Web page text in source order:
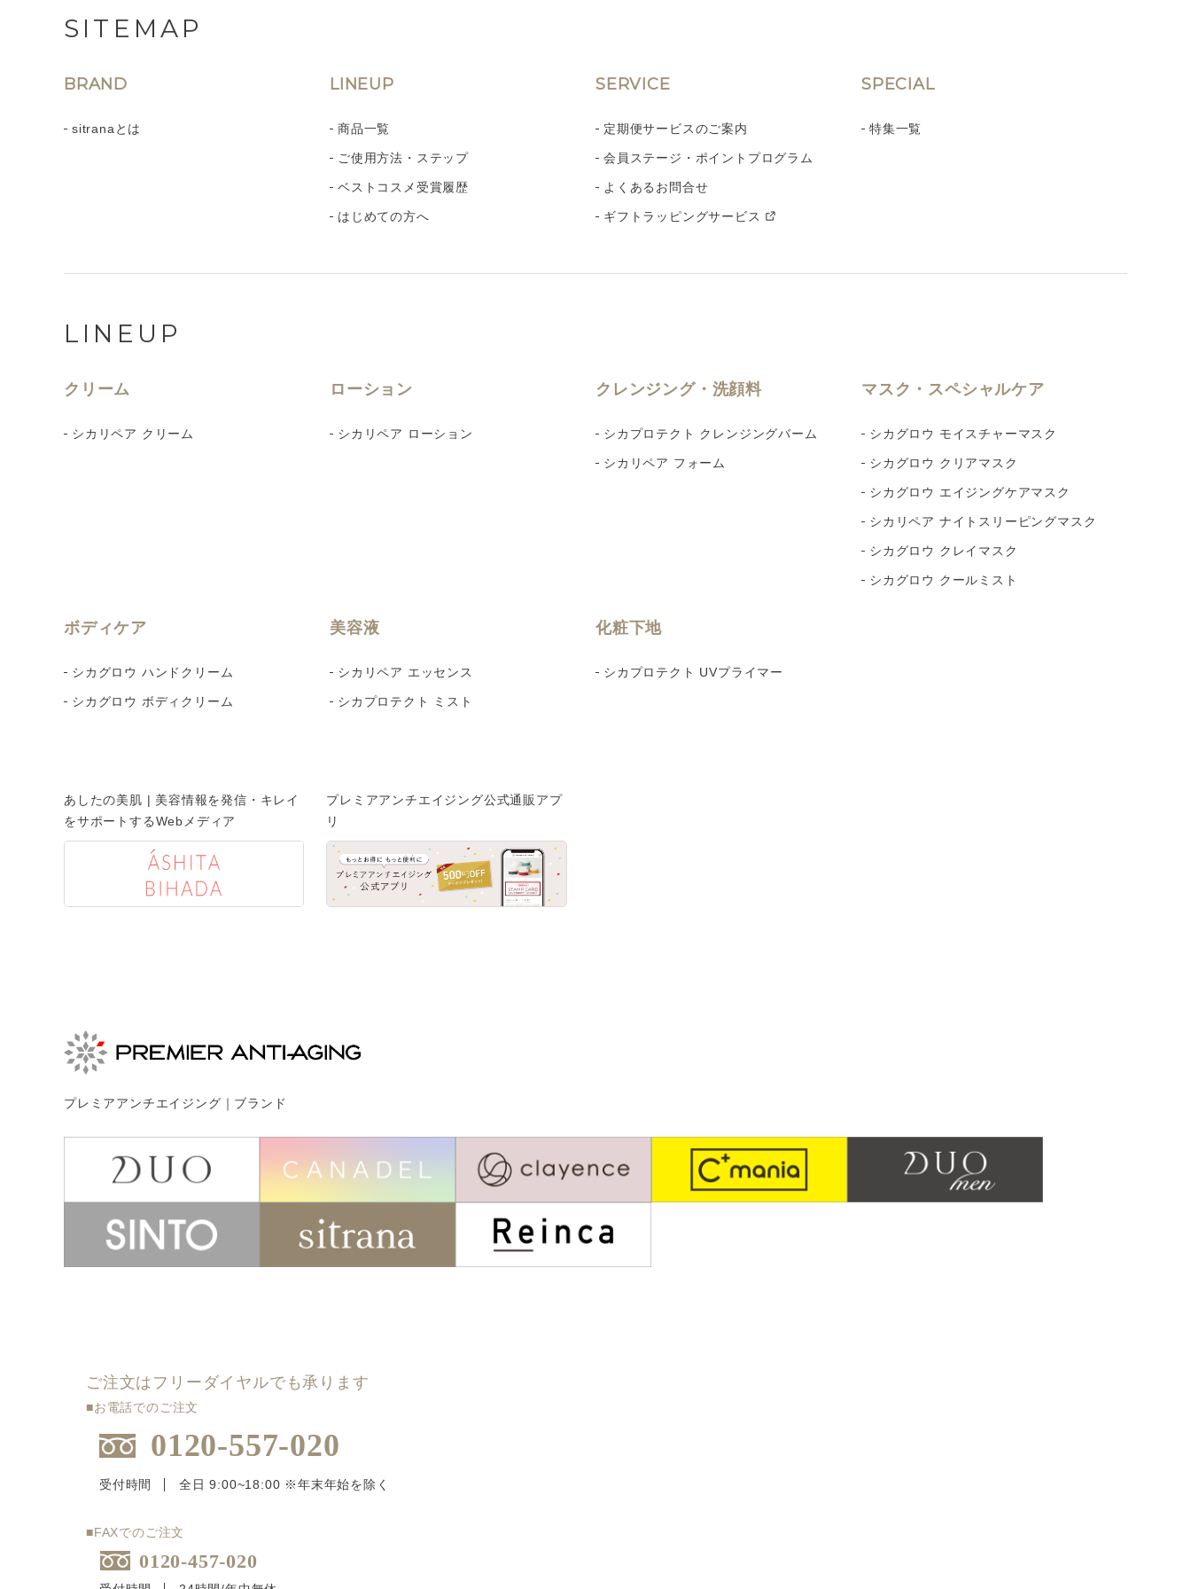
SITEMAP
BRAND
sitranaとは
LINEUP
商品一覧
ご使用方法・ステップ
ベストコスメ受賞履歴
はじめての方へ
SERVICE
定期便サービスのご案内
会員ステージ・ポイントプログラム
よくあるお問合せ
ギフトラッピングサービス
SPECIAL
特集一覧
LINEUP
クリーム
シカリペア クリーム
ローション
シカリペア ローション
クレンジング・洗顔料
シカプロテクト クレンジングバーム
シカリペア フォーム
マスク・スペシャルケア
シカグロウ モイスチャーマスク
シカグロウ クリアマスク
シカグロウ エイジングケアマスク
シカリペア ナイトスリーピングマスク
シカグロウ クレイマスク
シカグロウ クールミスト
ボディケア
シカグロウ ハンドクリーム
シカグロウ ボディクリーム
美容液
シカリペア エッセンス
シカプロテクト ミスト
化粧下地
シカプロテクト UVプライマー
あしたの美肌 | 美容情報を発信・キレイ
をサポートするWebメディア
プレミアアンチエイジング公式通販アプ
リ
プレミアアンチエイジング｜ブランド
ご注文はフリーダイヤルでも承ります
■お電話でのご注文
0120-557-020
受付時間 全日 9:00~18:00 ※年末年始を除く
■FAXでのご注文
0120-457-020